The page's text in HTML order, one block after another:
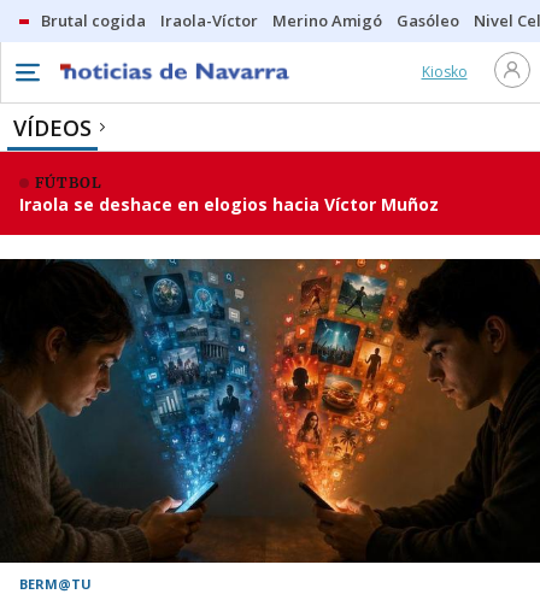
Brutal cogida Iraola-Víctor Merino Amigó Gasóleo Nivel
Kiosko
VÍDEOS
FÚTBOL
Iraola se deshace en elogios hacia Víctor Muñoz
BERM@TU